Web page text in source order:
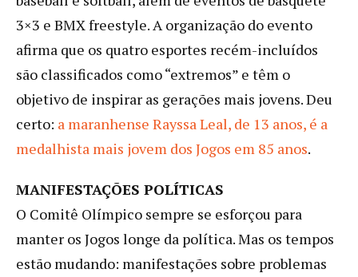
3×3 e BMX freestyle. A organização do evento
afirma que os quatro esportes recém-incluídos
são classificados como “extremos” e têm o
objetivo de inspirar as gerações mais jovens. Deu
certo: a maranhense Rayssa Leal, de 13 anos, é a
medalhista mais jovem dos Jogos em 85 anos.
MANIFESTAÇÕES POLÍTICAS
O Comitê Olímpico sempre se esforçou para
manter os Jogos longe da política. Mas os tempos
estão mudando: manifestações sobre problemas